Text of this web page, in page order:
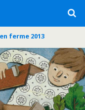
ferme 2013